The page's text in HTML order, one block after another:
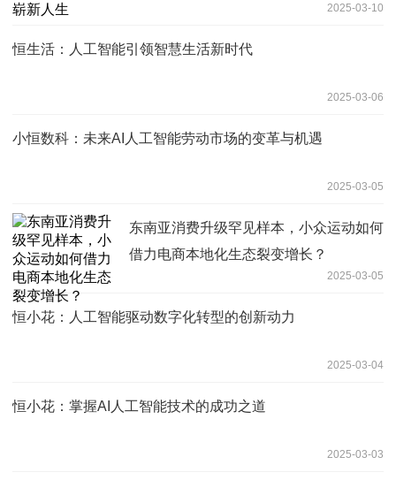
2025-03-10
恒生活：人工智能引领智慧生活新时代
2025-03-06
小恒数科：未来AI人工智能劳动市场的变革与机遇
2025-03-05
东南亚消费升级罕见样本，小众运动如何
借力电商本地化生态裂变增长？
2025-03-05
恒小花：人工智能驱动数字化转型的创新动力
2025-03-04
恒小花：掌握AI人工智能技术的成功之道
2025-03-03